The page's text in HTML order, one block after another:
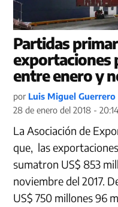
Partidas
exportaciones
entre enero y
por Luis Miguel Guerrero
28 de enero del 2018 -
La Asociación de
que, las
sumatron US$ 853
noviembre del 2017.
US$ 750 millones 96